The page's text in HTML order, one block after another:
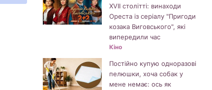
XVII столітті: винаходи
Ореста із серіалу "Пригоди
козака Виговського", які
випередили час
Кіно
Постійно купую одноразові
пелюшки, хоча собак у
мене немає: ось як